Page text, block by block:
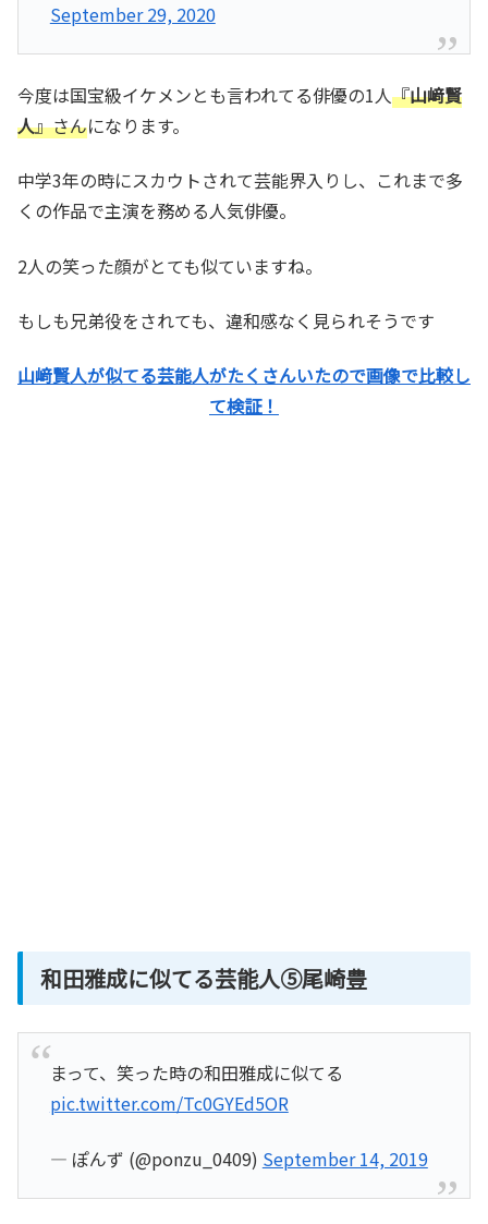
September 29, 2020
今度は国宝級イケメンとも言われてる俳優の1人『山﨑賢
人』さんになります。
中学3年の時にスカウトされて芸能界入りし、これまで多
くの作品で主演を務める人気俳優。
2人の笑った顔がとても似ていますね。
もしも兄弟役をされても、違和感なく見られそうです
山﨑賢人が似てる芸能人がたくさんいたので画像で比較し
て検証！
和田雅成に似てる芸能人⑤尾崎豊
まって、笑った時の和田雅成に似てる
pic.twitter.com/Tc0GYEd5OR
— ぽんず (@ponzu_0409) September 14, 2019